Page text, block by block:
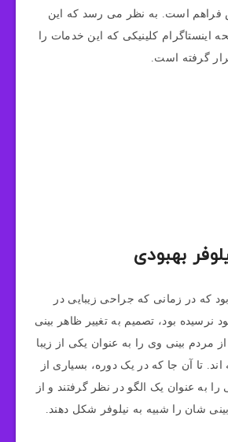
فراهم است. به نظر می‌ رسد که این
اینستاگرام کلینیکی که این خدمات را
گرفته است.
بهبودی
که در زمانی که جراحی زیبایی در
نرسیده بود، تصمیم به تغییر ظاهر بینی‌
مردم بینی وی را به عنوان یکی از زیبا
اند. تا آن جا که در یک دوره، بسیاری از
را به عنوان یک الگو در نظر گرفتند و از
شان را شبیه به نیلوفر شکل دهند.